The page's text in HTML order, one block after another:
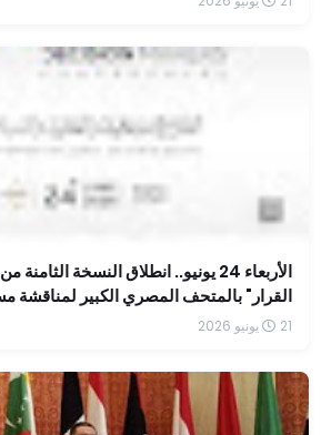
الأربعاء 24 يونيو.. انطلاق النسخة
القرار" بالمتحف المصري الكبير لمناقشة
والاستثمار في مصر
21 يونيو 2026